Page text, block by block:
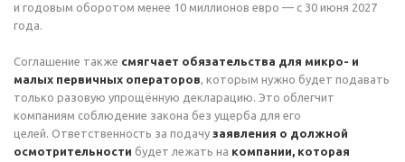
и годовым оборотом менее 10 миллионов евро — с 30 июня 2027
года.
Соглашение также смягчает обязательства для микро- и
малых первичных операторов, которым нужно будет подавать
только разовую упрощённую декларацию. Это облегчит
компаниям соблюдение закона без ущерба для его
целей. Ответственность за подачу заявления о должной
осмотрительности будет лежать на компании, которая